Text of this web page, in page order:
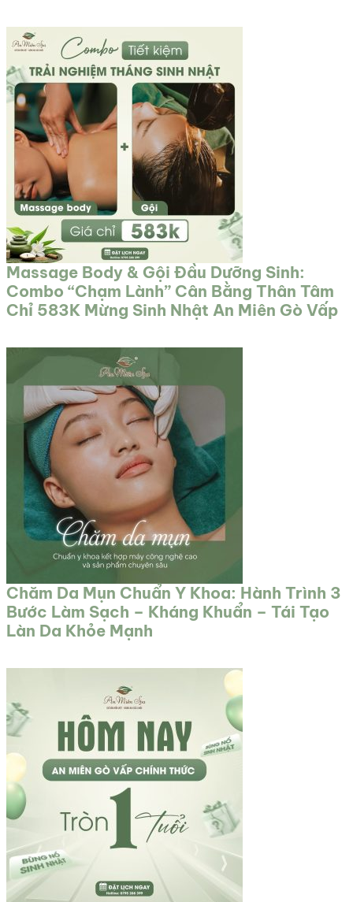
Massage Body & Gội Đầu Dưỡng Sinh:
Combo “Chạm Lành” Cân Bằng Thân Tâm
Chỉ 583K Mừng Sinh Nhật An Miên Gò Vấp
Chăm Da Mụn Chuẩn Y Khoa: Hành Trình 3
Bước Làm Sạch – Kháng Khuẩn – Tái Tạo
Làn Da Khỏe Mạnh